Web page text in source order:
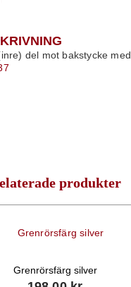
del mot bakstycke med
produkter
Grenrörsfärg silver